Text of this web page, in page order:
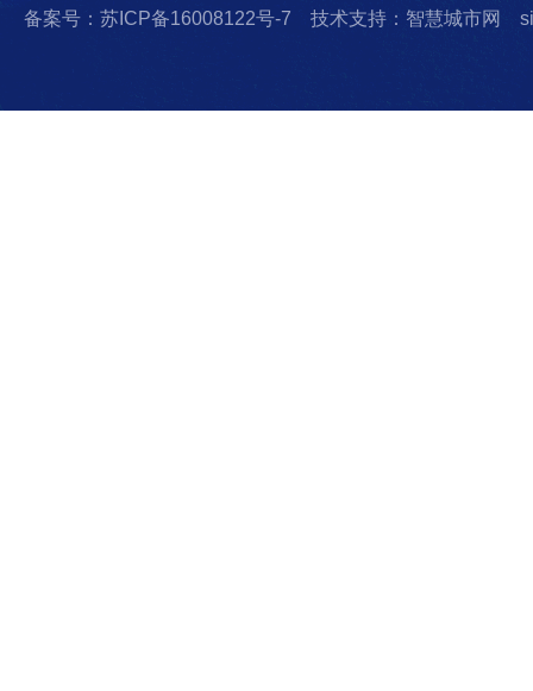
备案号：苏ICP备16008122号-7 技术支持：智慧城市网